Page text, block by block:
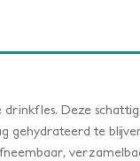
drinkfles. Deze
gehydrateerd te